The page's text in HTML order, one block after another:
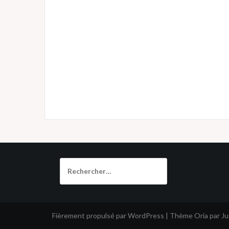
Fièrement propulsé par WordPress | Thème Oria par